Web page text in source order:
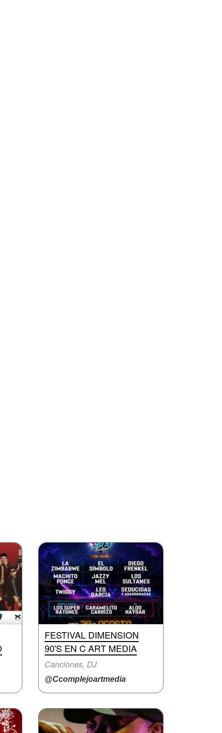
FESTIVAL DIMENSION
90'S EN C ART MEDIA
Canciones, DJ
@Ccomplejoartmedia